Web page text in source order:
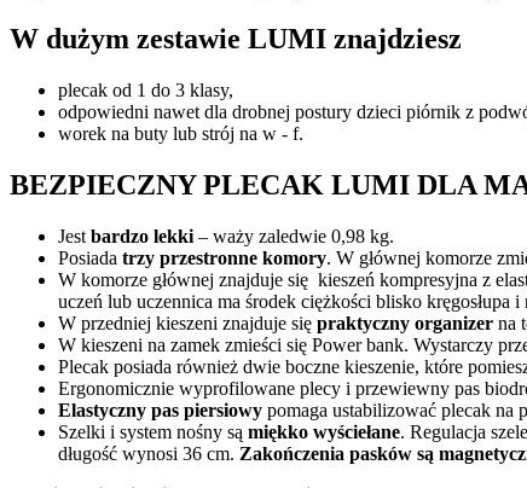
W dużym zestawie LUMI znajdziesz
plecak od 1 do 3 klasy,
odpowiedni nawet dla drobnej postury dzieci piórnik z
worek na buty lub strój na w - f.
BEZPIECZNY PLECAK LUMI DLA
Jest bardzo lekki – waży zaledwie 0,98 kg.
Posiada trzy przestronne komory. W głównej komorze
W komorze głównej znajduje się kieszeń kompresyjna z
uczeń lub uczennica ma środek ciężkości blisko kręgosłupa
W przedniej kieszeni znajduje się praktyczny organizer na
W kieszeni na zamek zmieści się Power bank. Wystarczy
Plecak posiada również dwie boczne kieszenie, które
Ergonomicznie wyprofilowane plecy i przewiewny pas
Elastyczny pas piersiowy pomaga ustabilizować plecak na
Szelki i system nośny są miękko wyściełane. Regulacja
długość wynosi 36 cm. Zakończenia pasków są